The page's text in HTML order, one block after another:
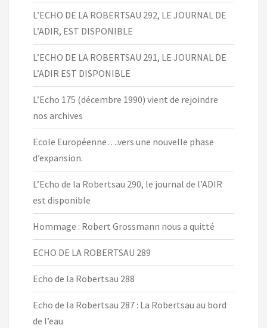
L’ECHO DE LA ROBERTSAU 292, LE JOURNAL DE
L’ADIR, EST DISPONIBLE
L’ECHO DE LA ROBERTSAU 291, LE JOURNAL DE
L’ADIR EST DISPONIBLE
L’Echo 175 (décembre 1990) vient de rejoindre
nos archives
Ecole Européenne….vers une nouvelle phase
d’expansion.
L’Echo de la Robertsau 290, le journal de l’ADIR
est disponible
Hommage : Robert Grossmann nous a quitté
ECHO DE LA ROBERTSAU 289
Echo de la Robertsau 288
Echo de la Robertsau 287 : La Robertsau au bord
de l’eau